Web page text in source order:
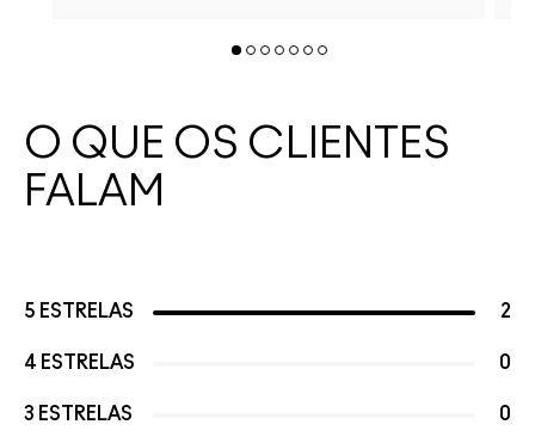
O QUE OS CLIENTES
FALAM
5 ESTRELAS 2
4 ESTRELAS 0
3 ESTRELAS 0